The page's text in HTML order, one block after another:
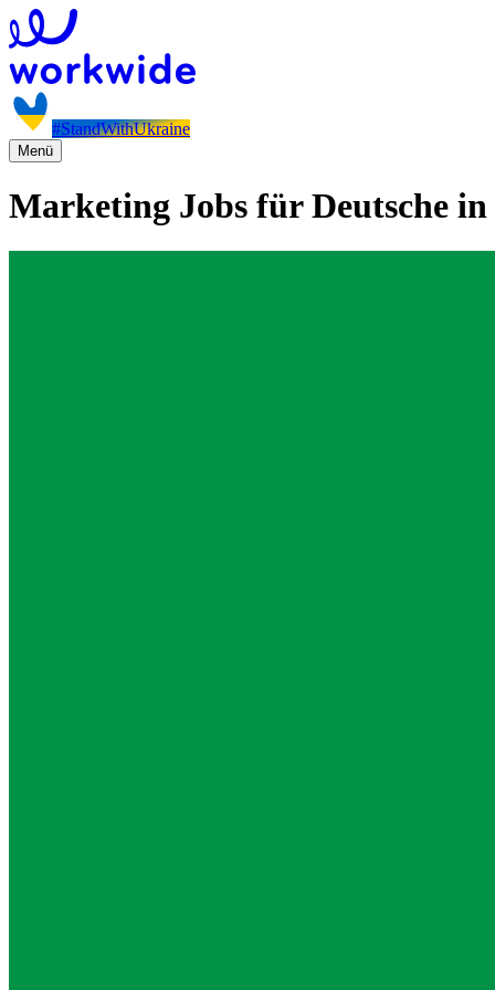
#StandWithUkraine
Menü
Marketing Jobs für Deutsche